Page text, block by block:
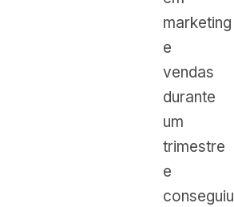
marketing
e
vendas
durante
um
trimestre
e
conseguiu